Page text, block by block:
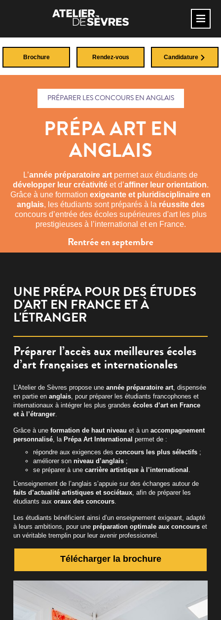
Brochure Rendez-vous Candidature
PRÉPARER LES CONCOURS EN ANGLAIS
PRÉPA ART EN
ANGLAIS
L’année préparatoire art permet aux étudiants de
développer leur créativitéet d’affiner leur orientation.
Grâce à une formation exigeante et pluridisciplinaire en
anglais, les étudiants sont préparés à la réussite des
concours d’entrée des écoles supérieures d'art les plus
prestigieuses à l’international et en France.
Rentrée en septembre
UNE PRÉPA POUR DES ÉTUDES
D'ART EN FRANCE ET À
L'ÉTRANGER
Préparer l’accès aux meilleures écoles
d’art françaises et internationales
L’Atelier de Sèvres propose uneannée préparatoire art, dispensée
en partie enanglais, pour préparer les étudiants francophones et
internationaux à intégrer les plus grandesécoles d’art en France
et à l’étranger.
Grâce à uneformation de haut niveau et à unaccompagnement
personnalisé, la Prépa Art International permet de :
répondre aux exigences desconcours les plus sélectifs ;
améliorer sonniveau d’anglais ;
se préparer à unecarrière artistique à l’international .
L’enseignement de l’anglais s’appuie sur des échanges autour de
faits d’actualité artistiques et sociétaux, afin de préparer les
étudiants auxoraux des concours.
Les étudiants bénéficient ainsi d’un enseignement exigeant, adapté
à leurs ambitions, pour unepréparation optimale aux concours et
un véritable tremplin pour leur avenir professionnel.
Télécharger la brochure